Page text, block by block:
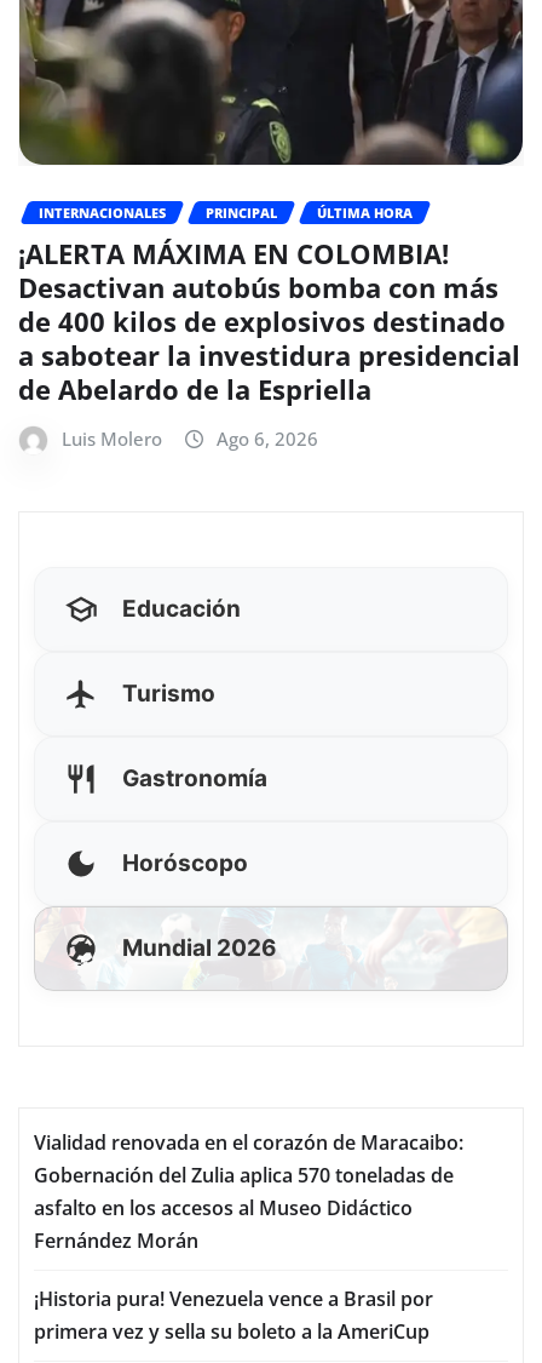
INTERNACIONALES PRINCIPAL ÚLTIMA HORA
¡ALERTA MÁXIMA EN COLOMBIA!
Desactivan autobús bomba con más
de 400 kilos de explosivos destinado
a sabotear la investidura presidencial
de Abelardo de la Espriella
Luis Molero Ago 6, 2026
Educación
Turismo
Gastronomía
Horóscopo
Mundial 2026
Vialidad renovada en el corazón de Maracaibo:
Gobernación del Zulia aplica 570 toneladas de
asfalto en los accesos al Museo Didáctico
Fernández Morán
¡Historia pura! Venezuela vence a Brasil por
primera vez y sella su boleto a la AmeriCup